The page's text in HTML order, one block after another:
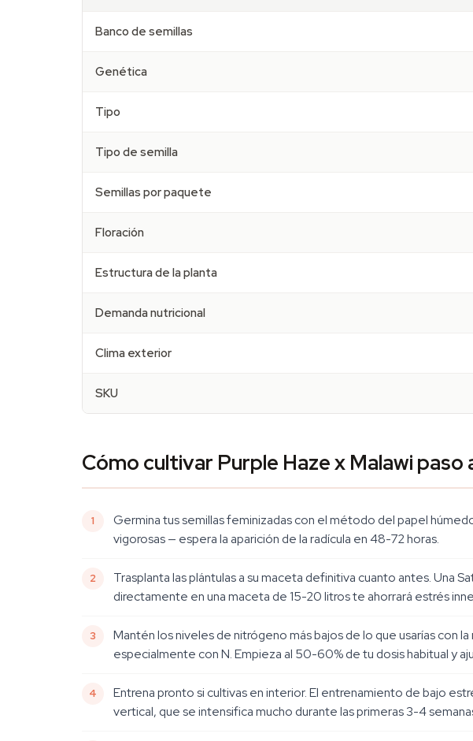
Banco de semillas
Genética
Tipo
Tipo de semilla
Semillas por paquete
Floración
Estructura de la planta
Demanda nutricional
Clima exterior
SKU
Cómo cultivar Purple Haze x Malawi paso
Germina tus semillas feminizadas con el método del papel
vigorosas — espera la aparición de la radícula en 48-72 horas.
Trasplanta las plántulas a su maceta definitiva cuanto antes. Una
directamente en una maceta de 15-20 litros te ahorrará estrés
Mantén los niveles de nitrógeno más bajos de lo que usarías con
especialmente con N. Empieza al 50-60% de tu dosis habitual y
Entrena pronto si cultivas en interior. El entrenamiento de bajo
vertical, que se intensifica mucho durante las primeras 3-4